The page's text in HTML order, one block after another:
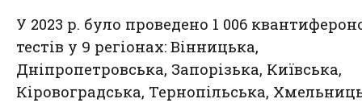
У 2023 р. було проведено 1 006
тестів у 9 регіонах: Вінницька,
Дніпропетровська, Запорізька, Київська,
Кіровоградська, Тернопільська,